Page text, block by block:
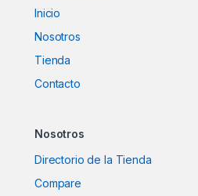
Inicio
Nosotros
Tienda
Contacto
Nosotros
Directorio de la Tienda
Compare